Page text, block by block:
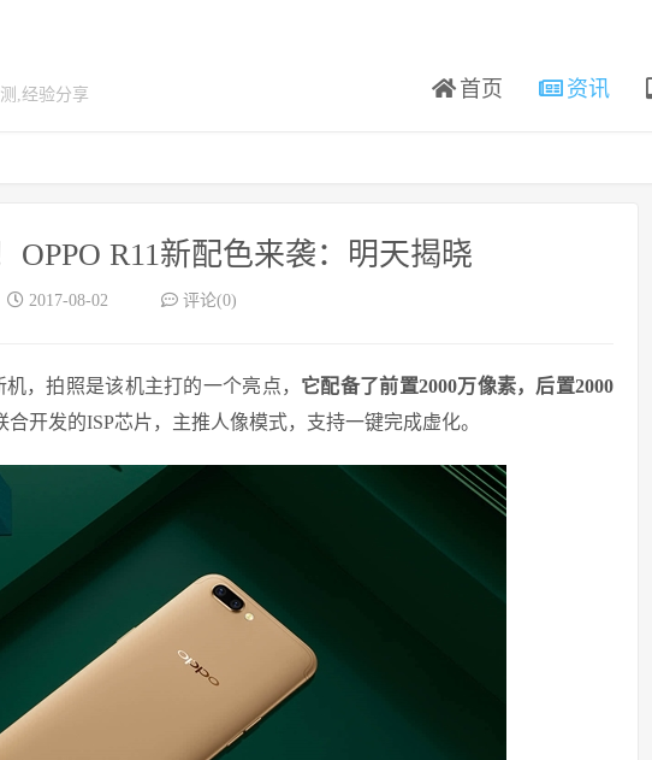
,经验分享
首页 资讯
OPPO R11新配色来袭：明天揭晓
2017-08-02 评论(0)
，拍照是该机主打的一个亮点， 它配备了前置2000万像素，后置2000
合开发的ISP芯片，主推人像模式，支持一键完成虚化。